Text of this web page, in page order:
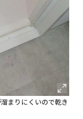
まりにくいので乾き